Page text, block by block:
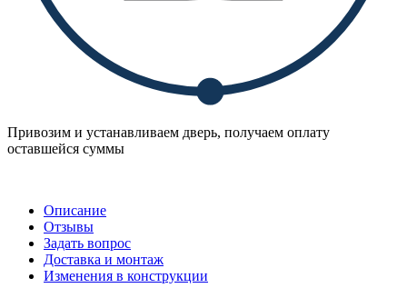
Привозим и устанавливаем дверь, получаем оплату
оставшейся суммы
Описание
Отзывы
Задать вопрос
Доставка и монтаж
Изменения в конструкции